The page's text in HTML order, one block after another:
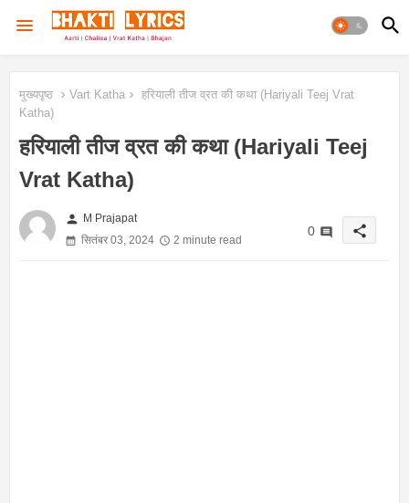
मुख्यपृष्ठ Vart Katha
हरियाली तीज व्रत की कथा (Hariyali Teej Vrat
Katha)
हरियाली तीज व्रत की कथा (Hariyali Teej
Vrat Katha)
person M Prajapat
सितंबर 03, 2024
2 minute read
0 share